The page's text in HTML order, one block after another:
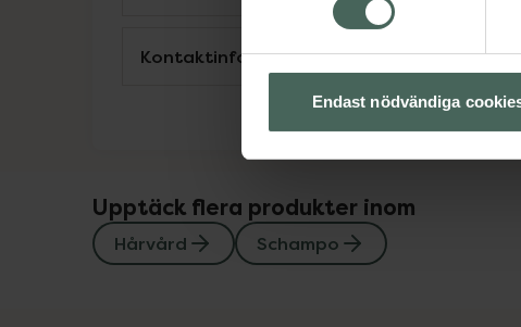
Endast nödvändiga
Kontaktinfo tillverkare
Upptäck flera produkter inom
Hårvård Schampo